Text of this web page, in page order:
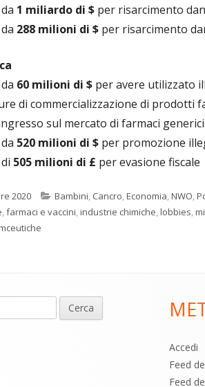
1 miliardo di $ per risarcimento
288 milioni di $ per risarcimento
60 milioni di $ per avere utilizzato
di commercializzazione di prodotti
sul mercato di farmaci generici
520 milioni di $ per promozione
505 milioni di £ per evasione fiscale
2020 Categorie
Bambini Cancro Economia NWO
farmaci e vaccini industrie chimiche lobbies
Accedi
Feed
Feed